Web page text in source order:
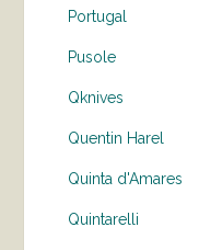
Portugal
Pusole
Qknives
Quentin Harel
Quinta d'Amares
Quintarelli